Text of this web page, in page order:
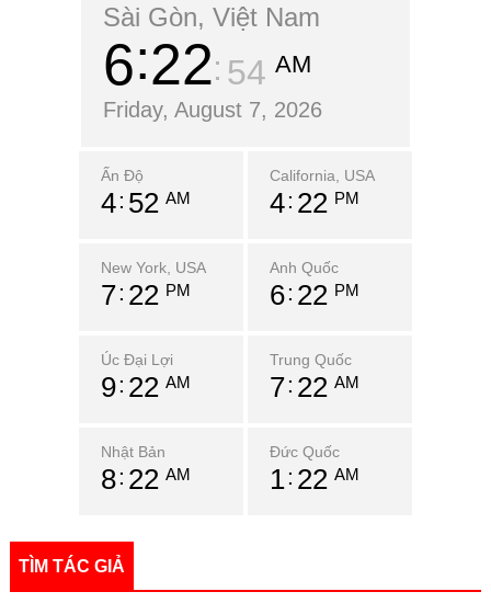
Sài Gòn, Việt Nam
6 22 55 AM
Friday, August 7, 2026
Ấn Độ
4 52 AM
California, USA
4 22 PM
New York, USA
7 22 PM
Anh Quốc
6 22 PM
Úc Đại Lợi
9 22 AM
Trung Quốc
7 22 AM
Nhật Bản
8 22 AM
Đức Quốc
1 22 AM
TÌM TÁC GIẢ